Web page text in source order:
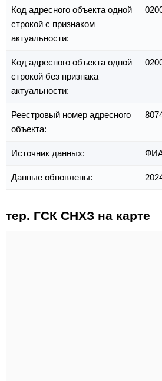
Код адресного объекта одной
строкой с признаком
актуальности:
Код адресного объекта одной
строкой без признака
актуальности:
Реестровый номер адресного
объекта:
Источник данных:
Данные обновлены:
тер. ГСК СНХЗ на карте